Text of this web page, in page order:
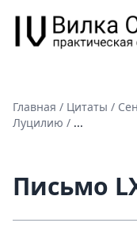
Главная / Цитаты /
Луцилию / ...
Письмо